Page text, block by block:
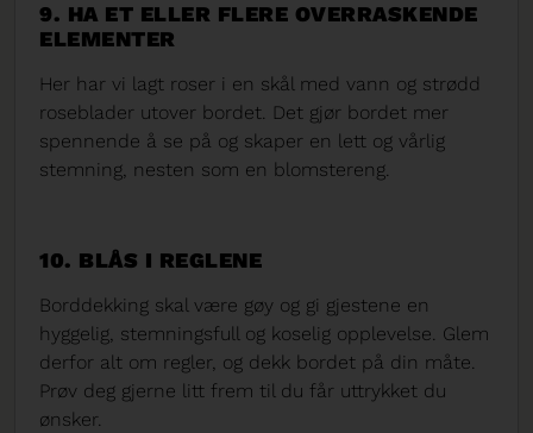
9. HA ET ELLER FLERE OVERRASKENDE
ELEMENTER
Her har vi lagt roser i en skål med vann og strødd
roseblader utover bordet. Det gjør bordet mer
spennende å se på og skaper en lett og vårlig
stemning, nesten som en blomstereng.
10. BLÅS I REGLENE
Borddekking skal være gøy og gi gjestene en
hyggelig, stemningsfull og koselig opplevelse. Glem
derfor alt om regler, og dekk bordet på din måte.
Prøv deg gjerne litt frem til du får uttrykket du
ønsker.